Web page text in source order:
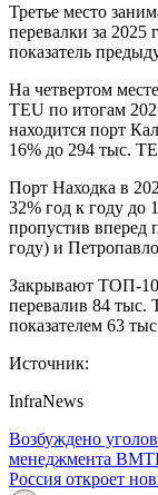
Третье место
перевалки за
показатель
На четвертом
TEU по итогам
находится порт
16% до 294 тыс.
Порт Находка в
32% год к году до
пропустив вперед
году) и
Закрывают ТОП-
перевалив 84 тыс.
показателем 63
Источник:
InfraNews
Возбуждено
менеджмента
Россия откроет